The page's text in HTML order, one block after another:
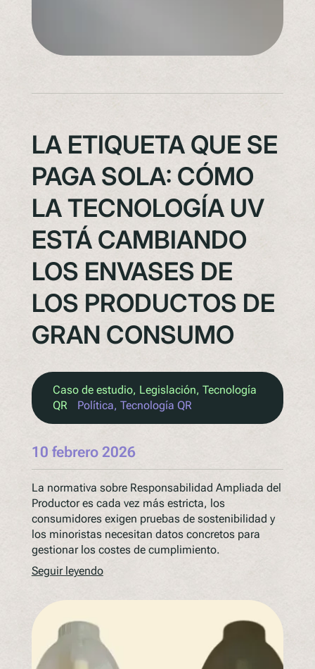
LA ETIQUETA QUE SE
PAGA SOLA: CÓMO
LA TECNOLOGÍA UV
ESTÁ CAMBIANDO
LOS ENVASES DE
LOS PRODUCTOS DE
GRAN CONSUMO
Caso de estudio, Legislación, Tecnología
QR
Política, Tecnología QR
10 febrero 2026
La normativa sobre Responsabilidad Ampliada del
Productor es cada vez más estricta, los
consumidores exigen pruebas de sostenibilidad y
los minoristas necesitan datos concretos para
gestionar los costes de cumplimiento.
Seguir leyendo